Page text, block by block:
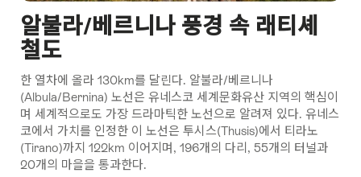
알불라/베르니나 풍경 속 래티셰
철도
한 열차에 올라 130km를 달린다. 알불라/베르니나
(Albula/Bernina) 노선은 유네스코 세계문화유산 지역의 핵심이
며 세계적으로도 가장 드라마틱한 노선으로 알려져 있다. 유네스
코에서 가치를 인정한 이 노선은 투시스(Thusis)에서 티라노
(Tirano)까지 122km 이어지며, 196개의 다리, 55개의 터널과
20개의 마을을 통과한다.